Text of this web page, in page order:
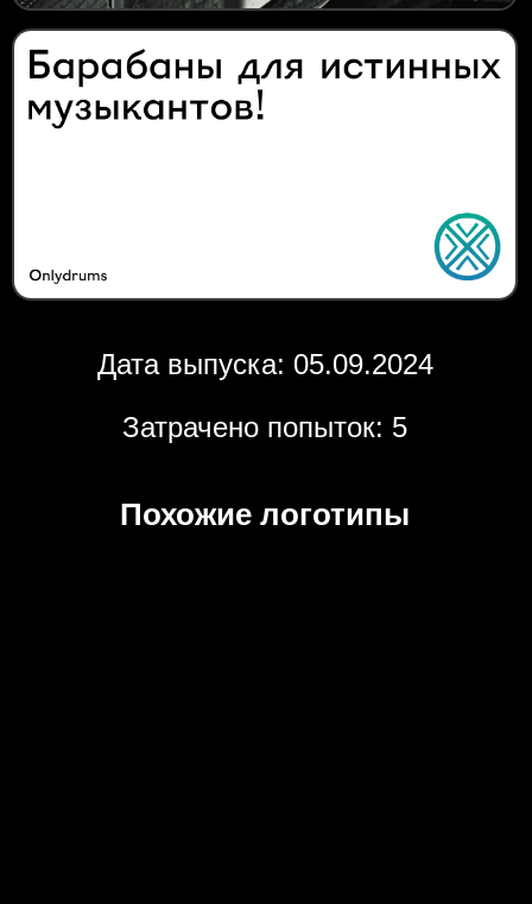
Дата выпуска: 05.09.2024
Затрачено попыток: 5
Похожие логотипы